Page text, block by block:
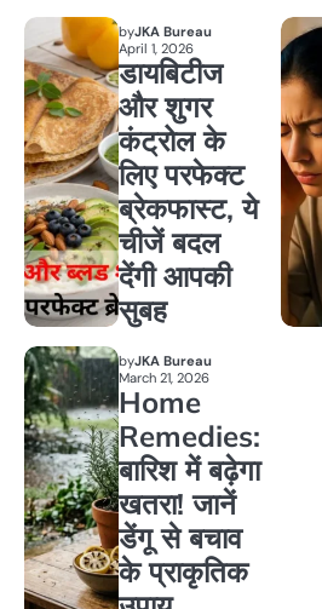
byJKA Bureau
April 1, 2026
डायबिटीज
और शुगर
कंट्रोल के
लिए परफेक्ट
ब्रेकफास्ट, ये
चीजें बदल
देंगी आपकी
सुबह
byJKA Bureau
March 21, 2026
Home
Remedies:
बारिश में बढ़ेगा
खतरा! जानें
डेंगू से बचाव
के प्राकृतिक